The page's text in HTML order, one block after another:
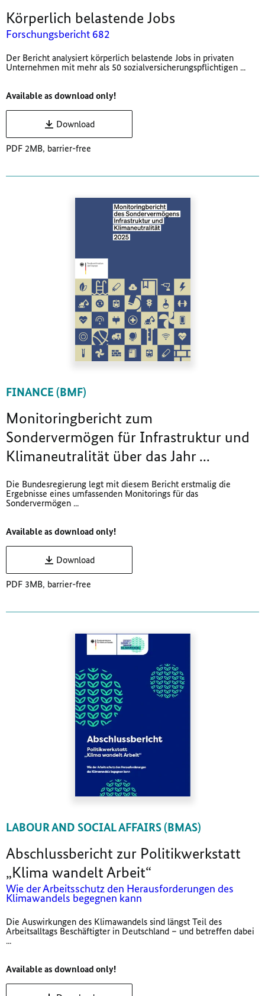
Körperlich belastende Jobs
Forschungsbericht 682
Der Bericht analysiert körperlich belastende Jobs in privaten
Unternehmen mit mehr als 50 sozialversicherungspflichtigen ...
Available as download only!
Download
PDF 2MB, barrier-free
FINANCE (BMF)
Monitoringbericht zum
Sondervermögen für Infrastruktur und
Klimaneutralität über das Jahr ...
Die Bundesregierung legt mit diesem Bericht erstmalig die
Ergebnisse eines umfassenden Monitorings für das
Sondervermögen ...
Available as download only!
Download
PDF 3MB, barrier-free
LABOUR AND SOCIAL AFFAIRS (BMAS)
Abschlussbericht zur Politikwerkstatt
„Klima wandelt Arbeit“
Wie der Arbeitsschutz den Herausforderungen des
Klimawandels begegnen kann
Die Auswirkungen des Klimawandels sind längst Teil des
Arbeitsalltags Beschäftigter in Deutschland – und betreffen dabei
...
Available as download only!